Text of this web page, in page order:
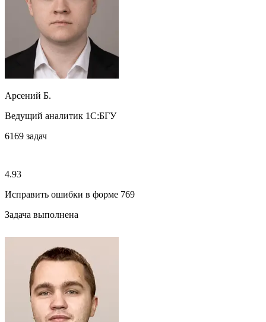
Арсений Б.
Ведущий аналитик 1C:БГУ
6169 задач
4.93
Исправить ошибки в форме 769
Задача выполнена